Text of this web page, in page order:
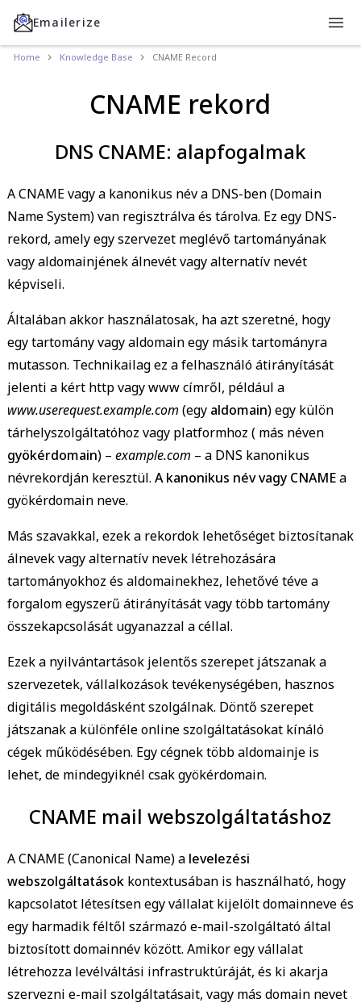
Emailerize
Home Knowledge Base CNAME Record
CNAME rekord
DNS CNAME: alapfogalmak
A CNAME vagy a kanonikus név a DNS-ben (Domain
Name System) van regisztrálva és tárolva. Ez egy DNS-
rekord, amely egy szervezet meglévő tartományának
vagy aldomainjének álnevét vagy alternatív nevét
képviseli.
Általában akkor használatosak, ha azt szeretné, hogy
egy tartomány vagy aldomain egy másik tartományra
mutasson. Technikailag ez a felhasználó átirányítását
jelenti a kért http vagy www címről, például a
www.userequest.example.com (egy aldomain) egy külön
tárhelyszolgáltatóhoz vagy platformhoz ( más néven
gyökérdomain) – example.com – a DNS kanonikus
névrekordján keresztül. A kanonikus név vagy CNAMEa
gyökérdomain neve.
Más szavakkal, ezek a rekordok lehetőséget biztosítanak
álnevek vagy alternatív nevek létrehozására
tartományokhoz és aldomainekhez, lehetővé téve a
forgalom egyszerű átirányítását vagy több tartomány
összekapcsolását ugyanazzal a céllal.
Ezek a nyilvántartások jelentős szerepet játszanak a
szervezetek, vállalkozások tevékenységében, hasznos
digitális megoldásként szolgálnak. Döntő szerepet
játszanak a különféle online szolgáltatásokat kínáló
cégek működésében. Egy cégnek több aldomainje is
lehet, de mindegyiknél csak gyökérdomain.
CNAME mail webszolgáltatáshoz
A CNAME (Canonical Name) a levelezési
webszolgáltatásokkontextusában is használható, hogy
kapcsolatot létesítsen egy vállalat kijelölt domainneve és
egy harmadik féltől származó e-mail-szolgáltató által
biztosított domainnév között. Amikor egy vállalat
létrehozza levélváltási infrastruktúráját, és ki akarja
szervezni e-mail szolgáltatásait, vagy más domain nevet